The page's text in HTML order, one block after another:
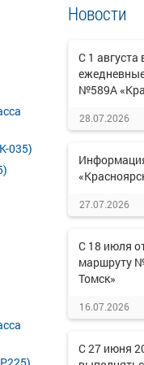
035)
Новости
С 1
№589А
28.07.2026
27.07.2026
С 18 июля
маршруту
Томск»
16.07.2026
С 27 июня